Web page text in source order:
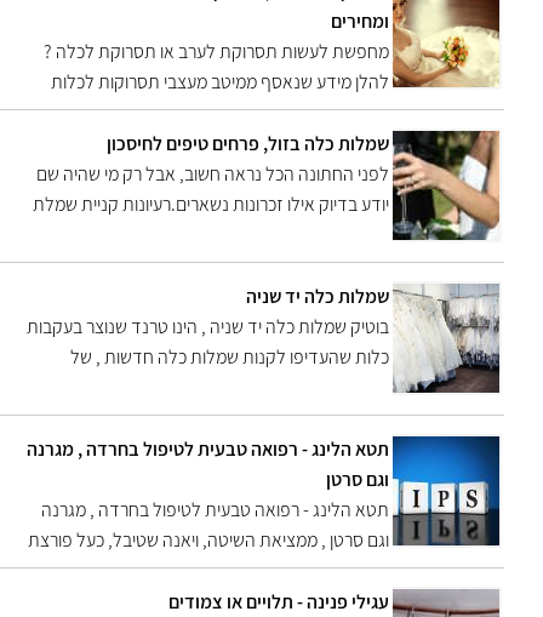
לעזור לך לשדרג את ההתלבשות שלך,כך שתיראי
ותרגישי הכי טוב עם עצמך.הסטיילינג הטיפולי מתעסק
המון בהשפ
ומחירים
מחפשת לעשות תסרוקת לערב או תסרוקת לכלה ?
להלן מידע שנאסף ממיטב מעצבי תסרוקות לכלות
וערב , קבלו את טרנדים לשנת 2018
שמלות כלה בזול, פרחים טיפים לחיסכון
לפני החתונה הכל נראה חשוב, אבל רק מי שהיה שם
יודע בדיוק אילו זכרונות נשארים.רעיונות קניית שמלת
בחינם... שיהיה רק במזל
שמלות כלה יד שניה
בוטיק שמלות כלה יד שניה , הינו טרנד שנוצר בעקבות
כלות שהעדיפו לקנות שמלות כלה חדשות , של
עליהם מחיר יקר , בסוף הערב רצו למכור , אך לא היה
למי
תטא הלינג - רפואה טבעית לטיפול בחרדה , מגרנה
וגם סרטן
תטא הלינג - רפואה טבעית לטיפול בחרדה , מגרנה
וגם סרטן , ממציאת השיטה, ויאנה שטיבל, כעל פורצת
דרך שריפאה רבים מסביבה ממחלות גופניות ונפשיות
ואף רפאה את עצמה ממחלת סרטן סופנית . בשיטה
עגילי פנינה - תלויים או צמודים